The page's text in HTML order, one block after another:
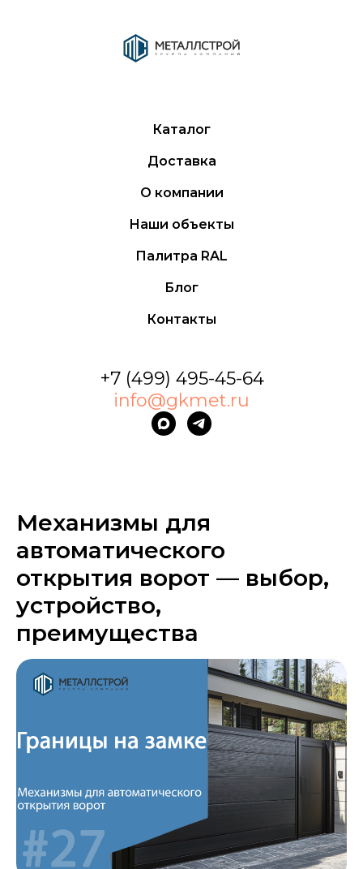
Каталог
Доставка
О компании
Наши объекты
Палитра RAL
Блог
Контакты
+7 (499) 495-45-64
info@gkmet.ru
Механизмы для
автоматического
открытия ворот — выбор,
устройство,
преимущества